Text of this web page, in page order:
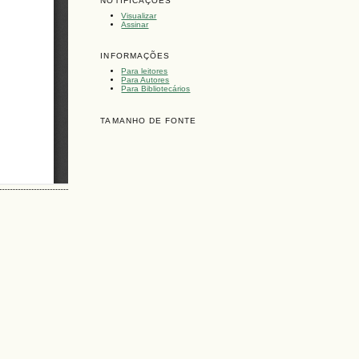
Visualizar
Assinar
INFORMAÇÕES
Para leitores
Para Autores
Para Bibliotecários
TAMANHO DE FONTE